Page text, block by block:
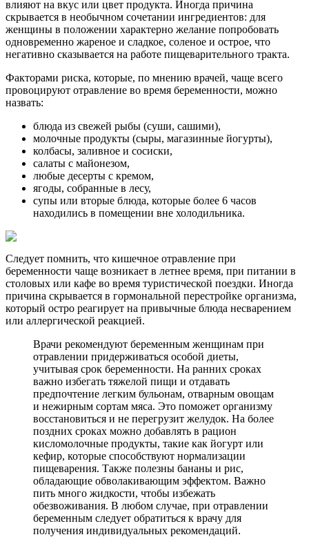
влияют на вкус или цвет продукта. Иногда причина
скрывается в необычном сочетании ингредиентов: для
женщины в положении характерно желание попробовать
одновременно жареное и сладкое, соленое и острое, что
негативно сказывается на работе пищеварительного тракта.
Факторами риска, которые, по мнению врачей, чаще всего
провоцируют отравление во время беременности, можно
назвать:
блюда из свежей рыбы (суши, сашими),
молочные продукты (сыры, магазинные йогурты),
колбасы, заливное и сосиски,
салаты с майонезом,
любые десерты с кремом,
ягоды, собранные в лесу,
супы или вторые блюда, которые более 6 часов
находились в помещении вне холодильника.
Следует помнить, что кишечное отравление при
беременности чаще возникает в летнее время, при питании в
столовых или кафе во время туристической поездки. Иногда
причина скрывается в гормональной перестройке организма,
который остро реагирует на привычные блюда несварением
или аллергической реакцией.
Врачи рекомендуют беременным женщинам при
отравлении придерживаться особой диеты,
учитывая срок беременности. На ранних сроках
важно избегать тяжелой пищи и отдавать
предпочтение легким бульонам, отварным овощам
и нежирным сортам мяса. Это поможет организму
восстановиться и не перегрузит желудок. На более
поздних сроках можно добавлять в рацион
кисломолочные продукты, такие как йогурт или
кефир, которые способствуют нормализации
пищеварения. Также полезны бананы и рис,
обладающие обволакивающим эффектом. Важно
пить много жидкости, чтобы избежать
обезвоживания. В любом случае, при отравлении
беременным следует обратиться к врачу для
получения индивидуальных рекомендаций.